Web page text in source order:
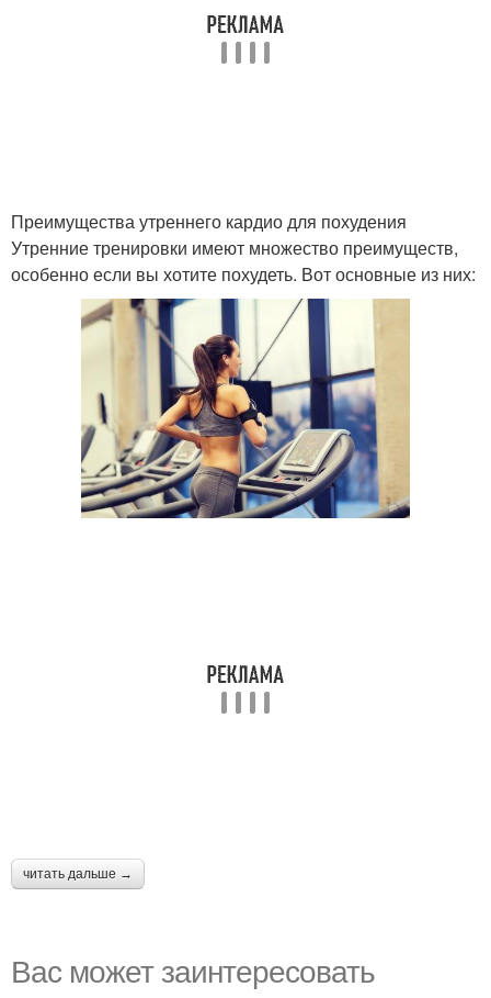
Преимущества утреннего кардио для похудения
Утренние тренировки имеют множество преимуществ,
особенно если вы хотите похудеть. Вот основные из них:
читать дальше →
Вас может заинтересовать